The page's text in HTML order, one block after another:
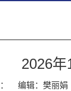
2026
编辑：樊丽